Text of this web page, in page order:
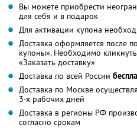
Вы можете приобрести
для себя и в подарок
Для активации купона
Доставка оформляется после
купоны». Необходимо
«Заказать доставку»
Доставка по всей России
Доставка по Москве
3-х рабочих дней
Доставка в регионы РФ
согласно срокам